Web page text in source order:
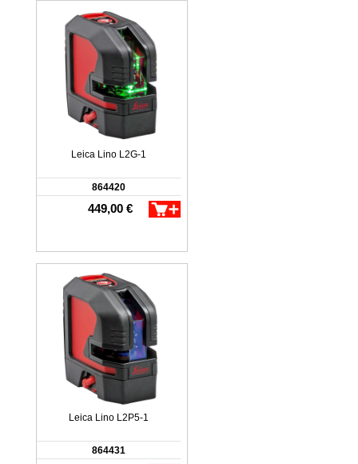
Leica Lino L2G-1
864420
449,00 €
Leica Lino L2P5-1
864431